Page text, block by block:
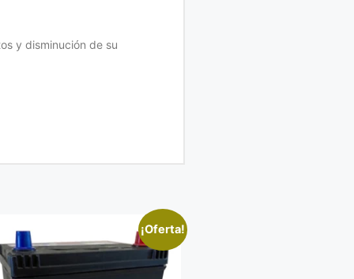
y disminución de su
¡Oferta!